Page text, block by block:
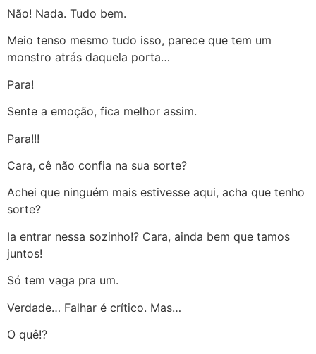
Não! Nada. Tudo bem.
Meio tenso mesmo tudo isso, parece que tem um
monstro atrás daquela porta…
Para!
Sente a emoção, fica melhor assim.
Para!!!
Cara, cê não confia na sua sorte?
Achei que ninguém mais estivesse aqui, acha que tenho
sorte?
Ia entrar nessa sozinho!? Cara, ainda bem que tamos
juntos!
Só tem vaga pra um.
Verdade… Falhar é crítico. Mas…
O quê!?